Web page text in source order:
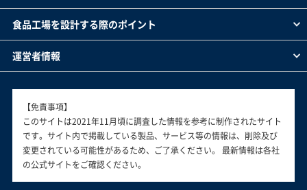
食品工場を設計する際のポイント
運営者情報
【免責事項】
このサイトは2021年11月頃に調査した情報を参考に制作されたサイト
です。サイト内で掲載している製品、サービス等の情報は、削除及び
変更されている可能性があるため、ご了承ください。 最新情報は各社
の公式サイトをご確認ください。